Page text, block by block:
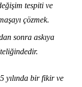
tespiti ve
çözmek.
sonra askıya
yılında bir fikir ve